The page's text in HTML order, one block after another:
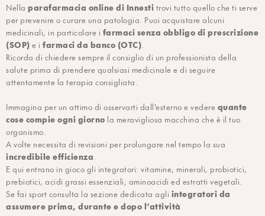
Nella parafarmacia online di Innesti trovi tutto quello che ti serve
per prevenire o curare una patologia. Puoi acquistare alcuni
medicinali, in particolare i farmaci senza obbligo di prescrizione
(SOP) e i farmaci da banco (OTC).
Ricorda di chiedere sempre il consiglio di un professionista della
salute prima di prendere qualsiasi medicinale e di seguire
attentamente la terapia consigliata.
Immagina per un attimo di osservarti dall'esterno e vedere quante
cose compie ogni giorno la meravigliosa macchina che è il tuo
organismo.
A volte necessita di revisioni per prolungare nel tempo la sua
incredibile efficienza.
E qui entrano in gioco gli integratori: vitamine, minerali, probiotici,
prebiotici, acidi grassi essenziali, aminoacidi ed estratti vegetali.
Se fai sport consulta la sezione dedicata agli integratori da
assumere prima, durante e dopo l’attività.